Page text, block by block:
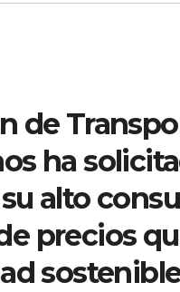
de
ha
alto
precios